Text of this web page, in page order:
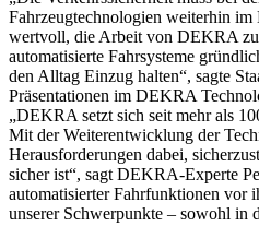
Fahrzeugtechnologien weiterhin
wertvoll, die Arbeit von DEKRA zu
automatisierte Fahrsysteme
den Alltag Einzug halten“, sagte
Präsentationen im DEKRA
„DEKRA setzt sich seit mehr als
Mit der Weiterentwicklung der
Herausforderungen dabei,
sicher ist“, sagt DEKRA-Experte
automatisierter Fahrfunktionen vor
unserer Schwerpunkte – sowohl in